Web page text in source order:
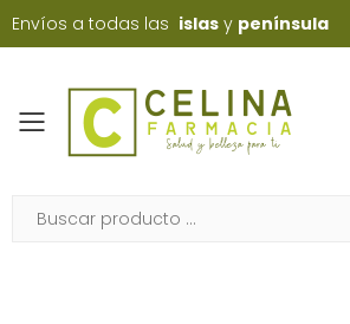
Envíos a todas las islas y península
Toggle mobile menu